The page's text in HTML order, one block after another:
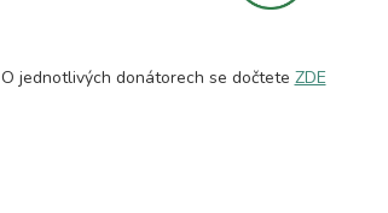
O jednotlivých donátorech se dočtete ZDE